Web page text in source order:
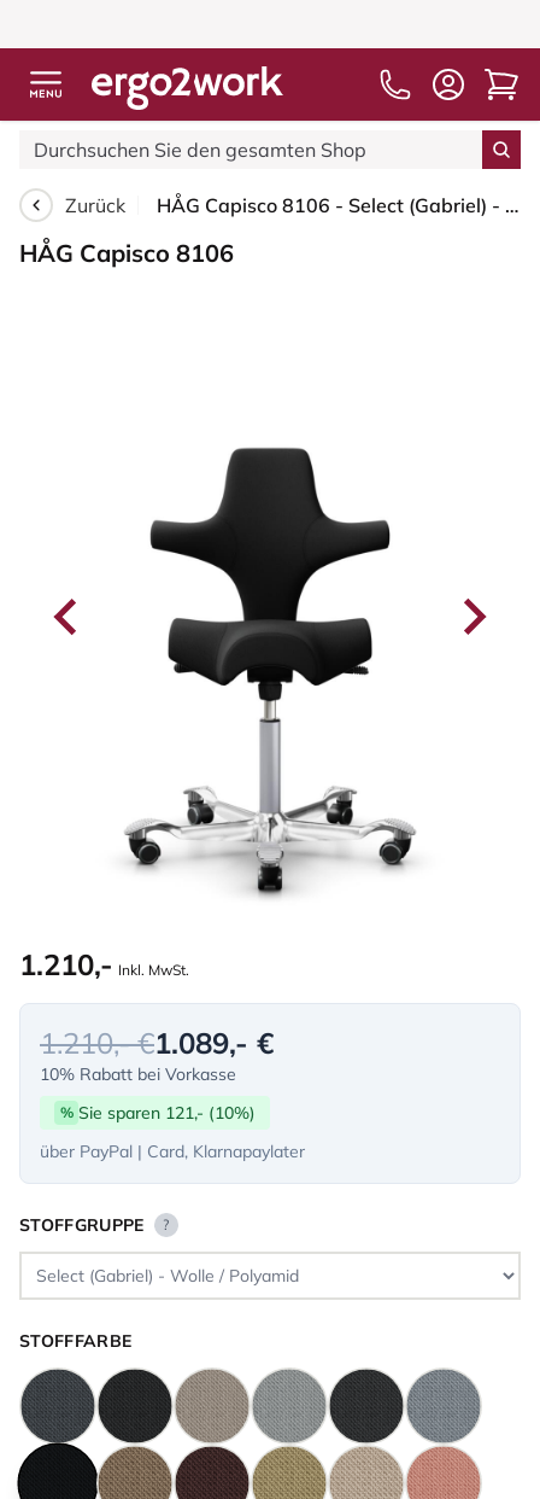
Zurück HÅG Capisco 8106 - Select (Gabriel) - Wolle / Polyamid - SC60999 - Black - Silber - 200 mm (Sitzhöhe 46-64cm) - Weiche Rollen für harte Böden
HÅG Capisco 8106
1.210,- Inkl. MwSt.
1.210,- €1.089,- €
10% Rabatt bei Vorkasse
% Sie sparen 121,- (10%)
über PayPal | Card, Klarnapaylater
STOFFGRUPPE ?
STOFFFARBE